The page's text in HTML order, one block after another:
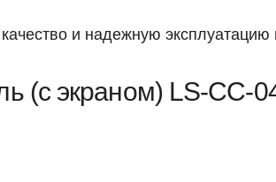
и надежную эксплуатацию
(с экраном) LS-СС-